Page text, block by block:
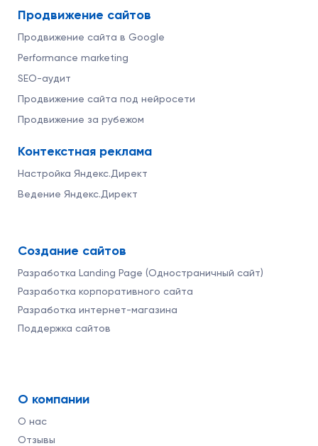
Продвижение сайтов
Продвижение сайта в Google
Performance marketing
SEO-аудит
Продвижение сайта под нейросети
Продвижение за рубежом
Контекстная реклама
Настройка Яндекс.Директ
Ведение Яндекс.Директ
Создание сайтов
Разработка Landing Page (Одностраничный сайт)
Разработка корпоративного сайта
Разработка интернет-магазина
Поддержка сайтов
О компании
О нас
Отзывы